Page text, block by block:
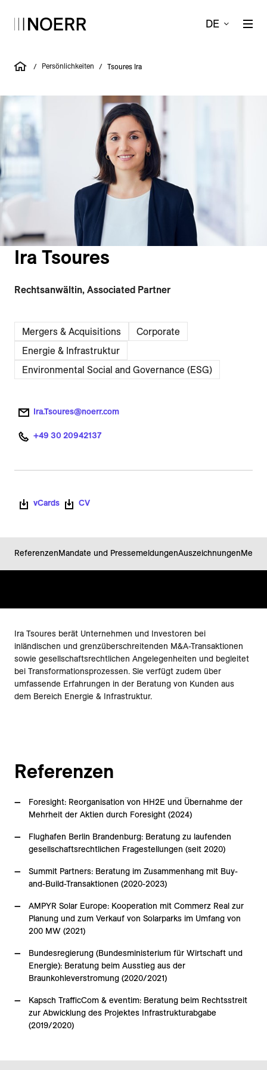
DE
/ Persönlichkeiten / Tsoures Ira
Ira Tsoures
Rechtsanwältin, Associated Partner
Mergers & Acquisitions
Corporate
Energie & Infrastruktur
Environmental Social and Governance (ESG)
Ira.Tsoures@noerr.com
+49 30 20942137
vCards CV
ReferenzenMandate und PressemeldungenAuszeichnungenMeine
Ira Tsoures berät Unternehmen und Investoren bei
inländischen und grenzüberschreitenden M&A-Transaktionen
sowie gesellschaftsrechtlichen Angelegenheiten und begleitet
bei Transformationsprozessen. Sie verfügt zudem über
umfassende Erfahrungen in der Beratung von Kunden aus
dem Bereich Energie & Infrastruktur.
Referenzen
Foresight: Reorganisation von HH2E und Übernahme der
Mehrheit der Aktien durch Foresight (2024)
Flughafen Berlin Brandenburg: Beratung zu laufenden
gesellschaftsrechtlichen Fragestellungen (seit 2020)
Summit Partners: Beratung im Zusammenhang mit Buy-
and-Build-Transaktionen (2020-2023)
AMPYR Solar Europe: Kooperation mit Commerz Real zur
Planung und zum Verkauf von Solarparks im Umfang von
200 MW (2021)
Bundesregierung (Bundesministerium für Wirtschaft und
Energie): Beratung beim Ausstieg aus der
Braunkohleverstromung (2020/2021)
Kapsch TrafficCom & eventim: Beratung beim Rechtsstreit
zur Abwicklung des Projektes Infrastrukturabgabe
(2019/2020)